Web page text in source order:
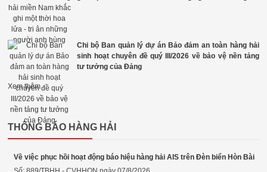
Chi bộ Ban quản lý dự án Bảo đảm an toàn hàng hải
sinh hoạt chuyên đề quý III/2026 về bảo vệ nền tảng
tư tưởng của Đảng
Xem thêm
THÔNG BÁO HÀNG HẢI
Về việc phục hồi hoạt động báo hiệu hàng hải AIS trên Đèn biển Hòn Bài